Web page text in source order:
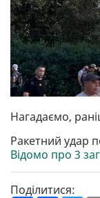
Нагадаємо,
Ракетний удар
Відомо про 3
Поділитися: